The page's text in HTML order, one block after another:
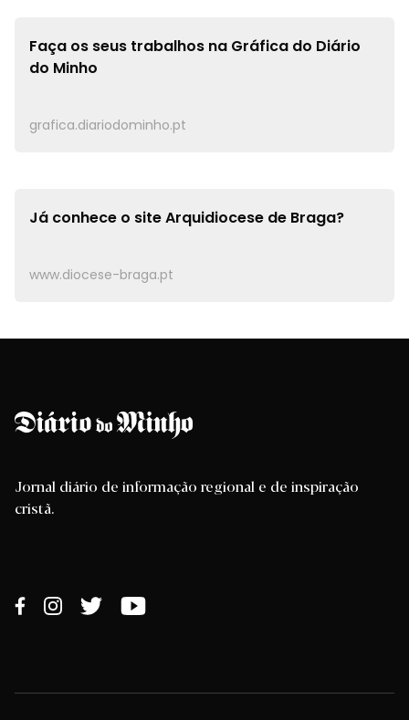
Faça os seus trabalhos na Gráfica do Diário
do Minho
grafica.diariodominho.pt
Já conhece o siteArquidiocese de Braga?
www.diocese-braga.pt
Jornal diário de informação regional e de inspiração
cristã.